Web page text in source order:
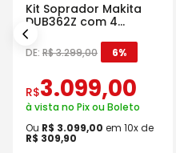
Kit Soprador Makita
DUB362Z com 4
Baterias Carregador e
Maleta
DE: R$3.299,00 6%
R$3.099,00
à vista no Pix ou Boleto
Ou R$ 3.099,00 em 10x de
R$ 309,90